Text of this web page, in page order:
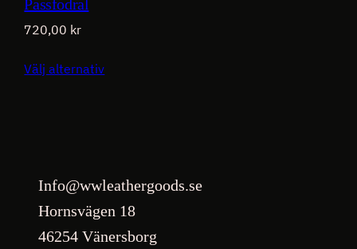
Passfodral
720,00 kr
Välj alternativ
Info@wwleathergoods.se
Hornsvägen 18
46254 Vänersborg